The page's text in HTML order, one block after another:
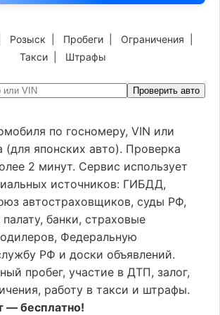
Розыск Пробеги Ограничения
Такси| Штрафы
Проверить авто
по госномеру, VIN или
(для японских авто). Проверка
2 минут. Сервис использует
источников: ГИБДД,
автостраховщиков, суды РФ,
банки, страховые
Федеральную
РФ и доски объявлений.
пробег, участие в ДТП, залог,
работу в такси и штрафы.
— бесплатно!